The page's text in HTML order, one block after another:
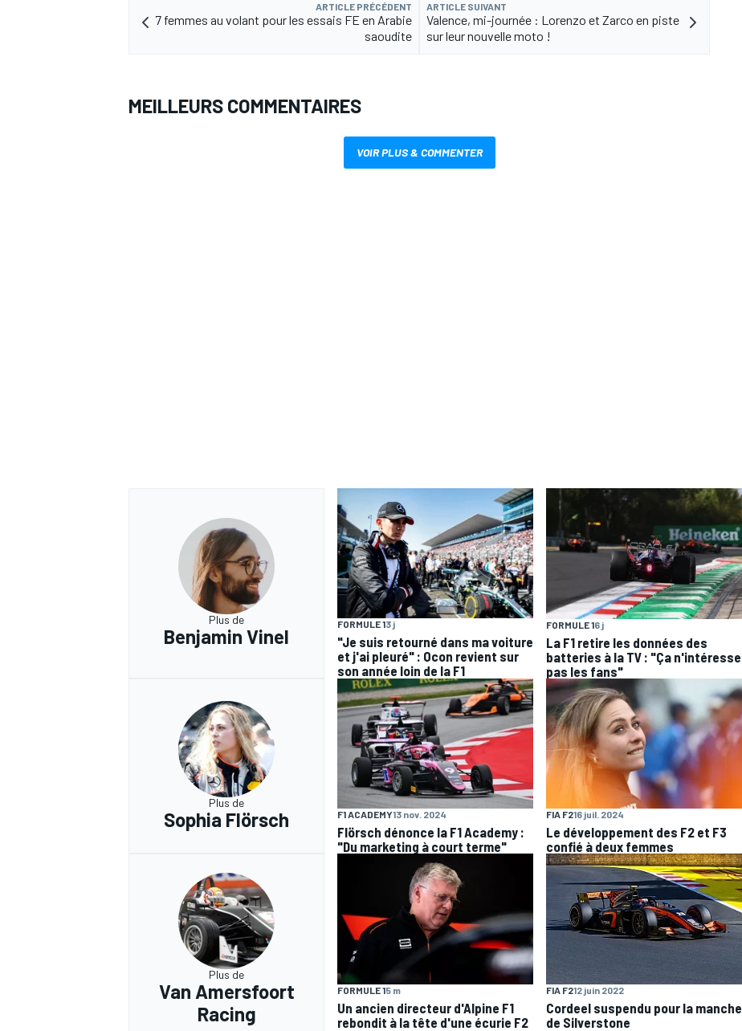
ARTICLE PRÉCÉDENT
7 femmes au volant pour les essais FE en Arabie
saoudite
ARTICLE SUIVANT
Valence, mi-journée : Lorenzo et Zarco en piste
sur leur nouvelle moto !
MEILLEURS COMMENTAIRES
VOIR PLUS & COMMENTER
Plus de
Benjamin Vinel
FORMULE 13 j
"Je suis retourné dans ma voiture
et j'ai pleuré" : Ocon revient sur
son année loin de la F1
FORMULE 16 j
La F1 retire les données des
batteries à la TV : "Ça n'intéresse
pas les fans"
Plus de
Sophia Flörsch F1 ACADEMY13 nov. 2024
Flörsch dénonce la F1 Academy :
"Du marketing à court terme"
FIA F216 juil. 2024
Le développement des F2 et F3
confié à deux femmes
Plus de
Van Amersfoort
Racing
FORMULE 15 m
Un ancien directeur d'Alpine F1
rebondit à la tête d'une écurie F2
FIA F212 juin 2022
Cordeel suspendu pour la manche
de Silverstone